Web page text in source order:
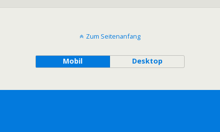
Zum Seitenanfang
Mobil Desktop